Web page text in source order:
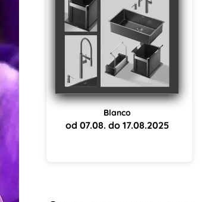
Blanco
od 07.08. do 17.08.2025